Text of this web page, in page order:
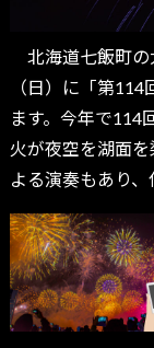
北海道七飯町の
（日）に「第
ます。今年で114
火が夜空を湖面
よる演奏もあり、